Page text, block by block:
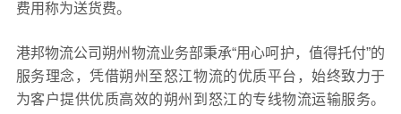
费用称为送货费。
港邦物流公司朔州物流业务部秉承“用心呵护，值得托付”的
服务理念，凭借朔州至怒江物流的优质平台，始终致力于
为客户提供优质高效的朔州到怒江的专线物流运输服务。